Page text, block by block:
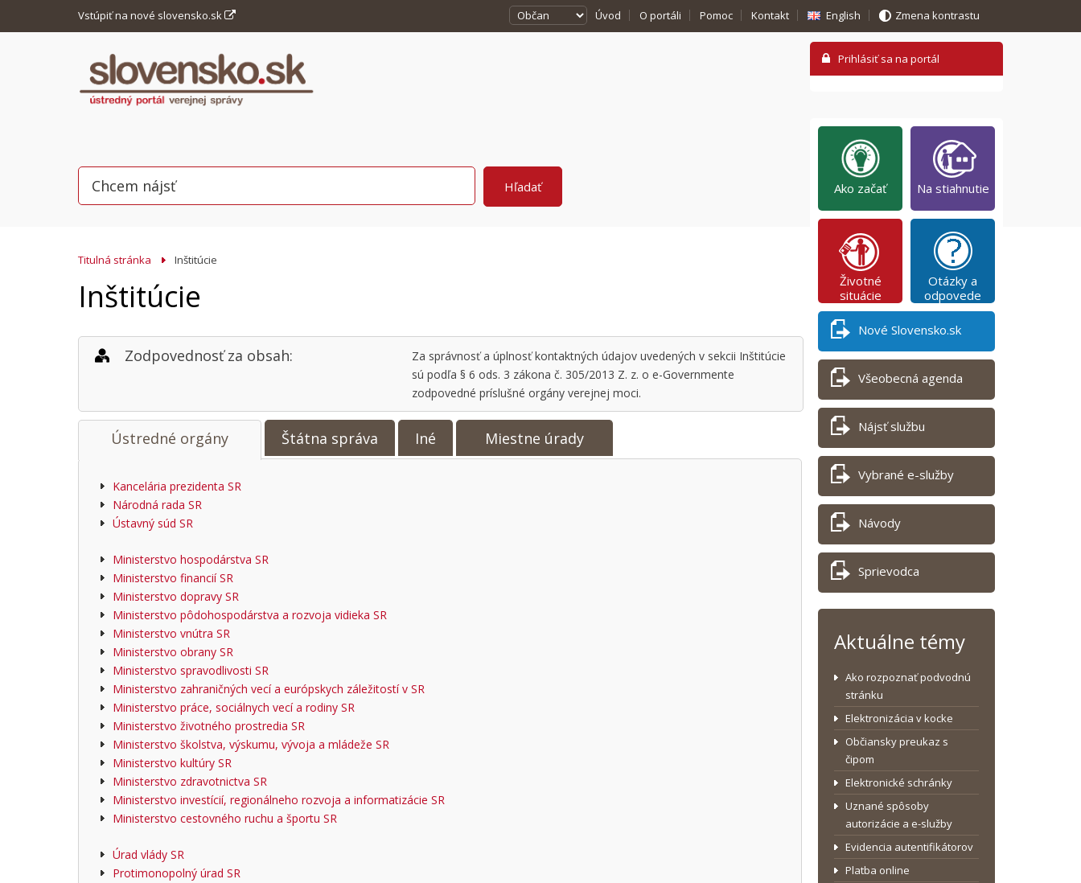
Vstúpiť na nové slovensko.sk Úvod O portáli Pomoc Kontakt English Zmena kontrastu
Titulná stránka Inštitúcie
Inštitúcie
Zodpovednosť za obsah:
Za správnosť a úplnosť kontaktných údajov uvedených v sekcii Inštitúcie
sú podľa § 6 ods. 3 zákona č. 305/2013 Z. z. o e-Governmente
zodpovedné príslušné orgány verejnej moci.
Ústredné orgány Štátna správa Iné Miestne úrady
Kancelária prezidenta SR
Národná rada SR
Ústavný súd SR
Ministerstvo hospodárstva SR
Ministerstvo financií SR
Ministerstvo dopravy SR
Ministerstvo pôdohospodárstva a rozvoja vidieka SR
Ministerstvo vnútra SR
Ministerstvo obrany SR
Ministerstvo spravodlivosti SR
Ministerstvo zahraničných vecí a európskych záležitostí v SR
Ministerstvo práce, sociálnych vecí a rodiny SR
Ministerstvo životného prostredia SR
Ministerstvo školstva, výskumu, vývoja a mládeže SR
Ministerstvo kultúry SR
Ministerstvo zdravotnictva SR
Ministerstvo investícií, regionálneho rozvoja a informatizácie SR
Ministerstvo cestovného ruchu a športu SR
Úrad vlády SR
Protimonopolný úrad SR
Ako začať Na stiahnutie
Životné
situácie
Otázky a
odpovede
Nové Slovensko.sk
Všeobecná agenda
Nájsť službu
Vybrané e-služby
Návody
Sprievodca
Aktuálne témy
Ako rozpoznať podvodnú
stránku
Elektronizácia v kocke
Občiansky preukaz s
čipom
Elektronické schránky
Uznané spôsoby
autorizácie a e-služby
Evidencia autentifikátorov
Platba online